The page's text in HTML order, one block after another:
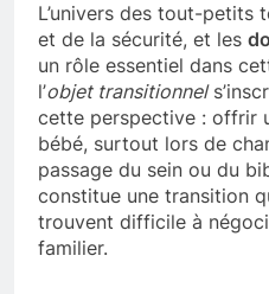
L’univers des tout-
et de la sécurité, et les
un rôle essentiel dans
l’objet transitionnel
cette perspective : offrir
bébé, surtout lors de
passage du sein ou du
constitue une transition
trouvent difficile à
familier.